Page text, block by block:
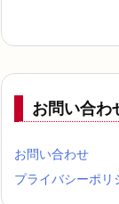
お問い合わ
お問い合わせ
プライバシーポリ